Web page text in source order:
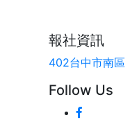
報社資訊
402台中市南區
Follow Us